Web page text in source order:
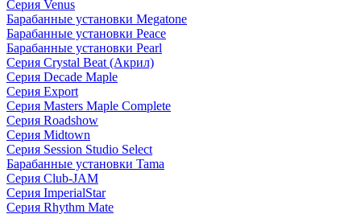
Серия Venus
Барабанные установки Megatone
Барабанные установки Peace
Барабанные установки Pearl
Серия Crystal Beat (Акрил)
Серия Decade Maple
Серия Export
Серия Masters Maple Complete
Серия Roadshow
Серия Midtown
Серия Session Studio Select
Барабанные установки Tama
Серия Club-JAM
Серия ImperialStar
Серия Rhythm Mate